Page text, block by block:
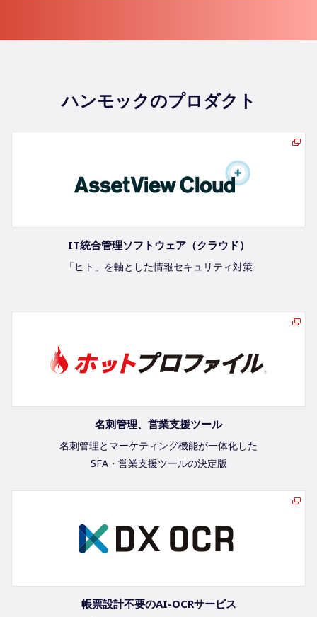
ハンモックのプロダクト
IT統合管理ソフトウェア（クラウド）
「ヒト」を軸とした情報セキュリティ対策
名刺管理、営業支援ツール
名刺管理とマーケティング機能が一体化した
SFA・営業支援ツールの決定版
帳票設計不要のAI-OCRサービス